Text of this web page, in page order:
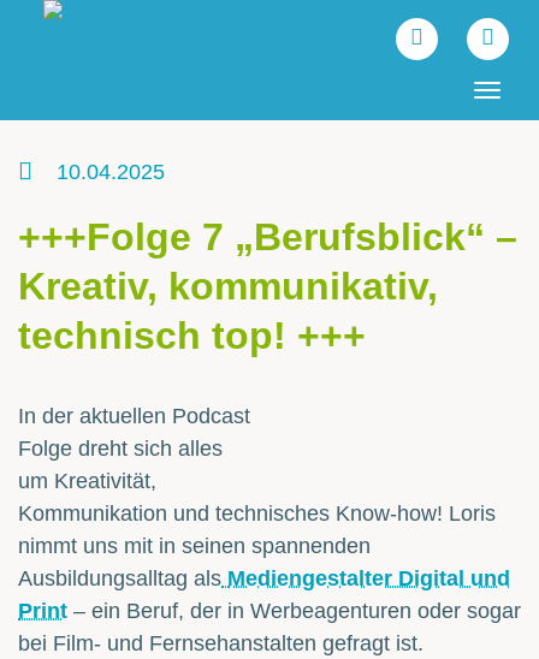
10.04.2025
+++Folge 7 „Berufsblick“ –
Kreativ, kommunikativ,
technisch top! +++
In der aktuellen Podcast
Folge dreht sich alles
um Kreativität,
Kommunikation und technisches Know-how! Loris
nimmt uns mit in seinen spannenden
Ausbildungsalltag als Mediengestalter Digital und
Print – ein Beruf, der in Werbeagenturen oder sogar
bei Film- und Fernsehanstalten gefragt ist.